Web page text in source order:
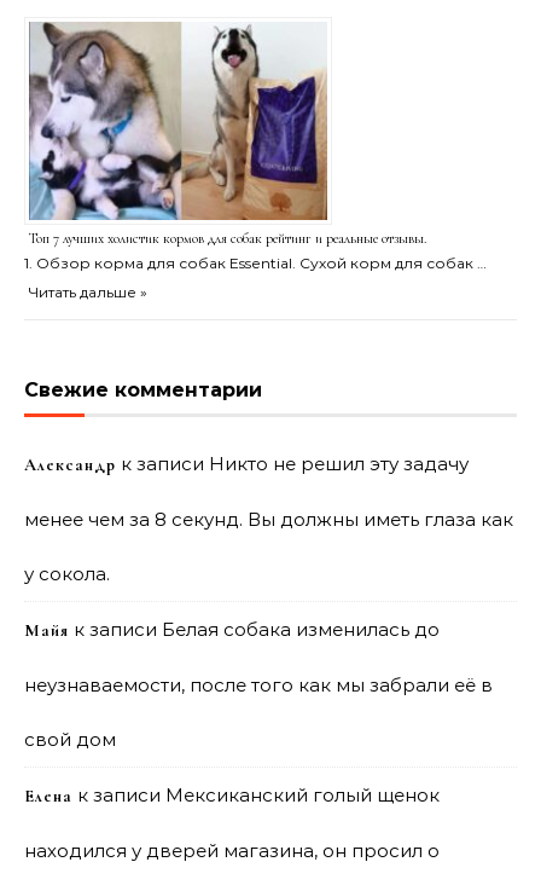
Топ 7 лучших холистик кормов для собак рейтинг и реальные отзывы.
1. Обзор корма для собак Essential. Сухой корм для собак …
Читать дальше »
Свежие комментарии
Александр к записи Никто не решил эту задачу
менее чем за 8 секунд. Вы должны иметь глаза как
у сокола.
Майя к записи Белая собака изменилась до
неузнаваемости, после того как мы забрали её в
свой дом
Елена к записи Мексиканский голый щенок
находился у дверей магазина, он просил о